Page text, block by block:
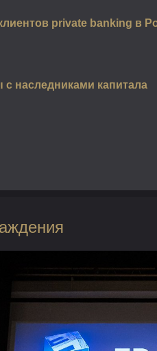
private banking в
наследниками капитала